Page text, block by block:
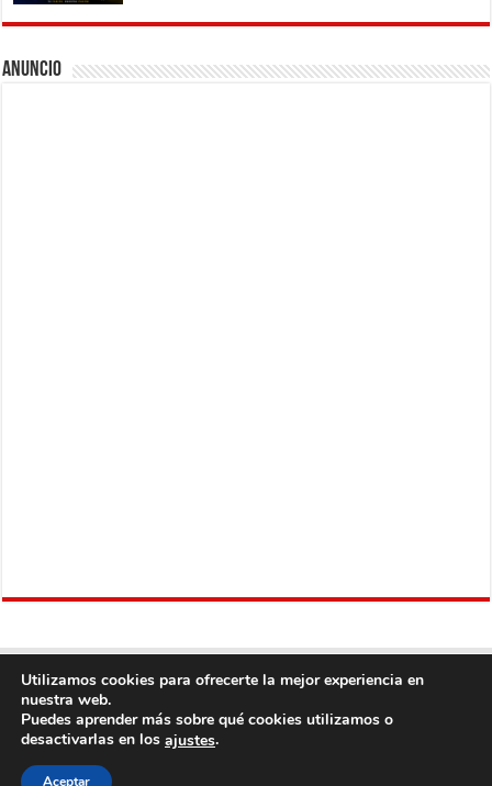
Anuncio
Copyright © 2013
Utilizamos cookies para ofrecerte la mejor experiencia en
nuestra web.
Puedes aprender más sobre qué cookies utilizamos o
desactivarlas en los ajustes.
Aceptar